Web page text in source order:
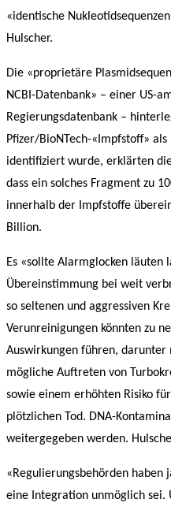
«identische
Hulscher.
Die «proprietäre
NCBI-Datenbank» – einer US-
Regierungsdatenbank –
Pfizer/BioNTech-«Impfstoff»
identifiziert wurde, erklärten
dass ein solches Fragment zu
innerhalb der Impfstoffe
Billion.
Es «sollte Alarmglocken läuten
Übereinstimmung bei weit
so seltenen und aggressiven
Verunreinigungen könnten zu
Auswirkungen führen, darunter
mögliche Auftreten von
sowie einem erhöhten Risiko
plötzlichen Tod. DNA-
weitergegeben werden.
«Regulierungsbehörden haben
eine Integration unmöglich sei.